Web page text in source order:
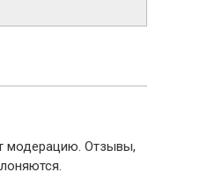
модерацию. Отзывы,